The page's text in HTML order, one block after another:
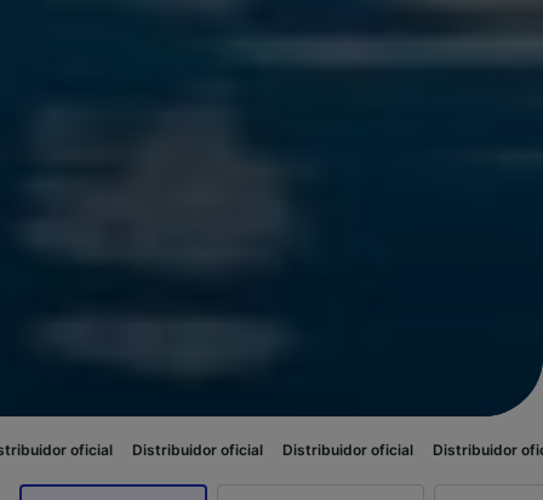
Distribuidor oficial Distribuidor oficial Distribuidor oficial